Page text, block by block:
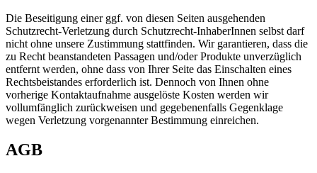
Die Beseitigung einer ggf. von diesen Seiten ausgehenden
Schutzrecht-Verletzung durch Schutzrecht-InhaberInnen selbst darf
nicht ohne unsere Zustimmung stattfinden. Wir garantieren, dass die
zu Recht beanstandeten Passagen und/oder Produkte unverzüglich
entfernt werden, ohne dass von Ihrer Seite das Einschalten eines
Rechtsbeistandes erforderlich ist. Dennoch von Ihnen ohne
vorherige Kontaktaufnahme ausgelöste Kosten werden wir
vollumfänglich zurückweisen und gegebenenfalls Gegenklage
wegen Verletzung vorgenannter Bestimmung einreichen.
AGB